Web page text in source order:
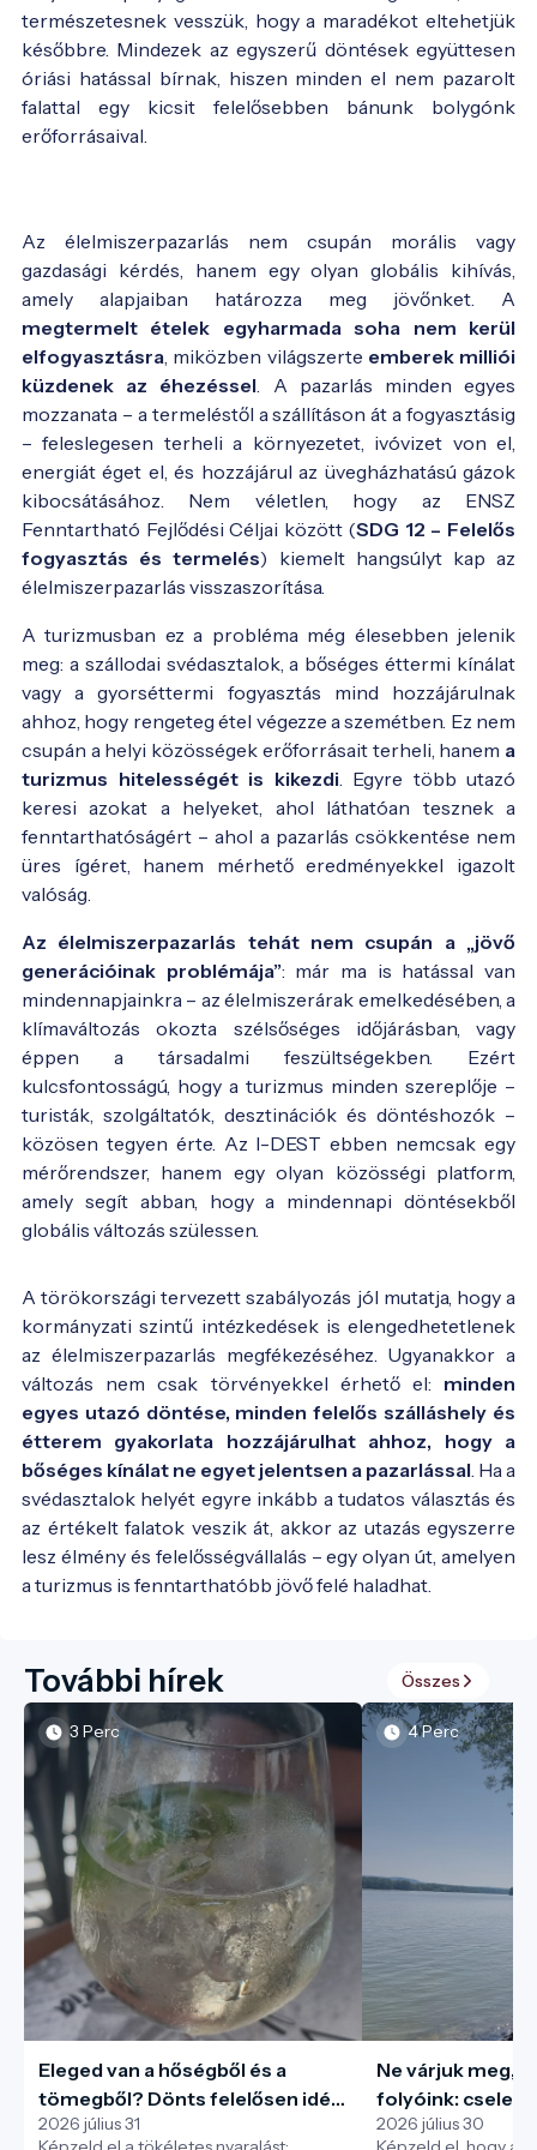
természetesnek vesszük, hogy a maradékot eltehetjük
későbbre. Mindezek az egyszerű döntések együttesen
óriási hatással bírnak, hiszen minden el nem pazarolt
falattal egy kicsit felelősebben bánunk bolygónk
erőforrásaival.
Az élelmiszerpazarlás nem csupán morális vagy
gazdasági kérdés, hanem egy olyan globális kihívás,
amely alapjaiban határozza meg jövőnket. A
megtermelt ételek egyharmada soha nem kerül
elfogyasztásra , miközben világszerte emberek milliói
küzdenek az éhezéssel . A pazarlás minden egyes
mozzanata – a termeléstől a szállításon át a fogyasztásig
– feleslegesen terheli a környezetet, ivóvizet von el,
energiát éget el, és hozzájárul az üvegházhatású gázok
kibocsátásához. Nem véletlen, hogy az ENSZ
Fenntartható Fejlődési Céljai között (SDG 12 – Felelős
fogyasztás és termelés) kiemelt hangsúlyt kap az
élelmiszerpazarlás visszaszorítása.
A turizmusban ez a probléma még élesebben jelenik
meg: a szállodai svédasztalok, a bőséges éttermi kínálat
vagy a gyorséttermi fogyasztás mind hozzájárulnak
ahhoz, hogy rengeteg étel végezze a szemétben. Ez nem
csupán a helyi közösségek erőforrásait terheli, hanem a
turizmus hitelességét is kikezdi . Egyre több utazó
keresi azokat a helyeket, ahol láthatóan tesznek a
fenntarthatóságért – ahol a pazarlás csökkentése nem
üres ígéret, hanem mérhető eredményekkel igazolt
valóság.
Az élelmiszerpazarlás tehát nem csupán a „jövő
generációinak problémája”: már ma is hatással van
mindennapjainkra – az élelmiszerárak emelkedésében, a
klímaváltozás okozta szélsőséges időjárásban, vagy
éppen a társadalmi feszültségekben. Ezért
kulcsfontosságú, hogy a turizmus minden szereplője –
turisták, szolgáltatók, desztinációk és döntéshozók –
közösen tegyen érte. Az I-DEST ebben nemcsak egy
mérőrendszer, hanem egy olyan közösségi platform,
amely segít abban, hogy a mindennapi döntésekből
globális változás szülessen.
A törökországi tervezett szabályozás jól mutatja, hogy a
kormányzati szintű intézkedések is elengedhetetlenek
az élelmiszerpazarlás megfékezéséhez. Ugyanakkor a
változás nem csak törvényekkel érhető el: minden
egyes utazó döntése, minden felelős szálláshely és
étterem gyakorlata hozzájárulhat ahhoz, hogy a
bőséges kínálat ne egyet jelentsen a pazarlással . Ha a
svédasztalok helyét egyre inkább a tudatos választás és
az értékelt falatok veszik át, akkor az utazás egyszerre
lesz élmény és felelősségvállalás – egy olyan út, amelyen
a turizmus is fenntarthatóbb jövő felé haladhat.
További hírek Összes
3 Perc
Eleged van a hőségből és a
tömegből? Dönts felelősen idén
nyáron, és védd meg a helyi
2026 július 31
4 Perc
Ne várjuk meg,
folyóink:
Túlfogyasztás
2026 július 30